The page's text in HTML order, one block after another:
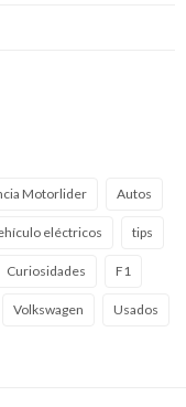
Motorlider Autos
eléctricos tips
Curiosidades F1
Volkswagen Usados